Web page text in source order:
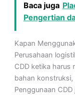
Baca juga
Pengertian
Kapan
Perusahaan
CDD ketika harus
bahan konstruksi,
Penggunaan